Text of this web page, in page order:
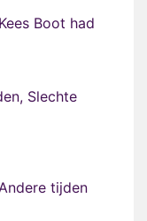
Kees Boot had
Slechte
tijden